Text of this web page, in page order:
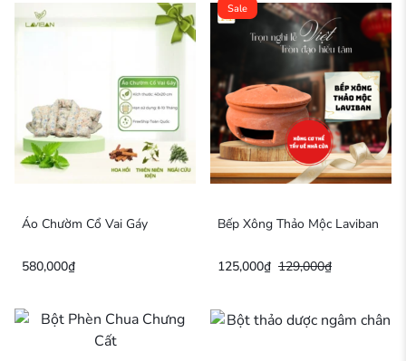
Áo Chườm Cổ Vai Gáy
580,000₫
Sale
Bếp Xông Thảo Mộc Laviban
129,000₫
125,000₫